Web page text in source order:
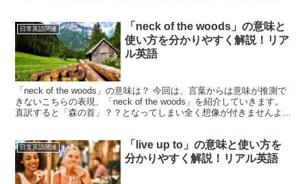
日常英語関連
「neck of the woods」の意味と
使い方を分かりやすく解説！リア
ル英語
「neck of the woods」の意味は？ 今回は、言葉からは意味が推測で
きないこちらの表現、「neck of the woods」を紹介していきます。
直訳すると「森の首」？？となってしまい全く想像が付きませんよ
日常英語関連
「live up to」の意味と使い方を
分かりやすく解説！リアル英語